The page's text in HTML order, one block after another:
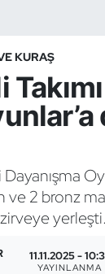
KURAŞ
ve 2 bronz
yerleşti.
11.11.2025 -
YAYINLANMA
Dart